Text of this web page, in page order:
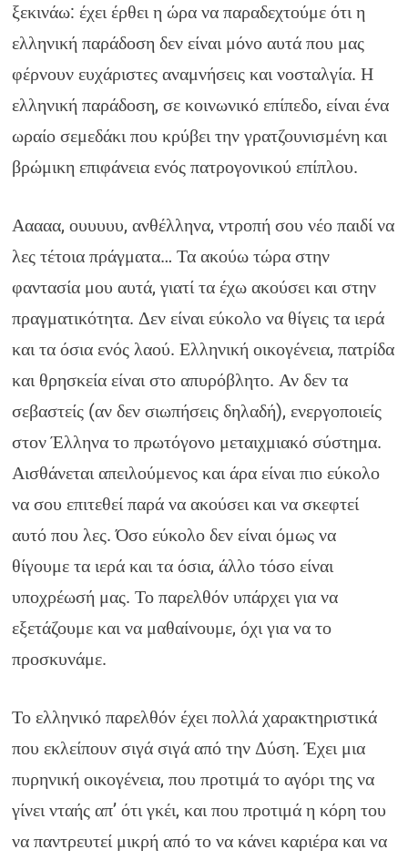
ξεκινάω: έχει έρθει η ώρα να παραδεχτούμε ότι η
ελληνική παράδοση δεν είναι μόνο αυτά που μας
φέρνουν ευχάριστες αναμνήσεις και νοσταλγία. Η
ελληνική παράδοση, σε κοινωνικό επίπεδο, είναι ένα
ωραίο σεμεδάκι που κρύβει την γρατζουνισμένη και
βρώμικη επιφάνεια ενός πατρογονικού επίπλου.
Ααααα, ουυυυυ, ανθέλληνα, ντροπή σου νέο παιδί να
λες τέτοια πράγματα… Τα ακούω τώρα στην
φαντασία μου αυτά, γιατί τα έχω ακούσει και στην
πραγματικότητα. Δεν είναι εύκολο να θίγεις τα ιερά
και τα όσια ενός λαού. Ελληνική οικογένεια, πατρίδα
και θρησκεία είναι στο απυρόβλητο. Αν δεν τα
σεβαστείς (αν δεν σιωπήσεις δηλαδή), ενεργοποιείς
στον Έλληνα το πρωτόγονο μεταιχμιακό σύστημα.
Αισθάνεται απειλούμενος και άρα είναι πιο εύκολο
να σου επιτεθεί παρά να ακούσει και να σκεφτεί
αυτό που λες. Όσο εύκολο δεν είναι όμως να
θίγουμε τα ιερά και τα όσια, άλλο τόσο είναι
υποχρέωσή μας. Το παρελθόν υπάρχει για να
εξετάζουμε και να μαθαίνουμε, όχι για να το
προσκυνάμε.
Το ελληνικό παρελθόν έχει πολλά χαρακτηριστικά
που εκλείπουν σιγά σιγά από την Δύση. Έχει μια
πυρηνική οικογένεια, που προτιμά το αγόρι της να
γίνει νταής απ’ ότι γκέι, και που προτιμά η κόρη του
να παντρευτεί μικρή από το να κάνει καριέρα και να